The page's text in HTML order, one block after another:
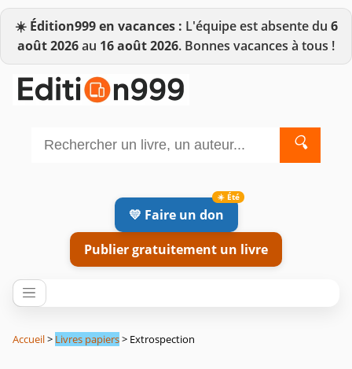
☀️ Édition999 en vacances : L'équipe est absente du 6
août 2026au 16 août 2026. Bonnes vacances à tous !
🔍
💛 Faire un don
Publier gratuitement un livre
Accueil> Livres papiers> Extrospection